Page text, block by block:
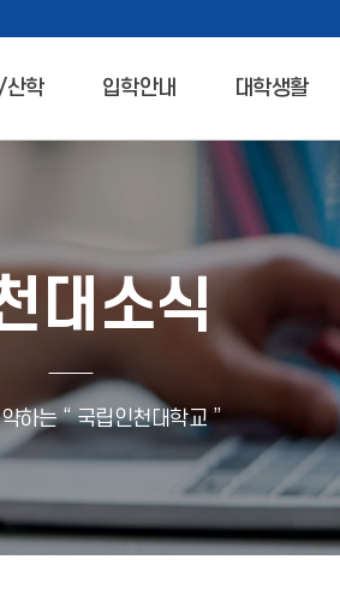
산학 입학안내 대학생활
대소식
하는 “ 국립인천대학교 ”